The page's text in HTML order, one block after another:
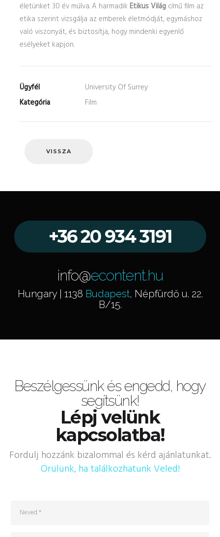
életünket 30 év múlva. A harmadik Etikus Világ című film az
etika szerint vizsgálja az emberek életmódját, egymáshoz
való viszonyát, és biztosítja, hogy mindenki egyenlő
esélyeket kapjon.
Ügyfél
University Of Surrey
Kategória
Film
VISSZA
+36 20 934 3191
info@econtent.hu
Hungary | 1138 Budapest, Népfürdő u. 22.
B/15.
Beszélgessünk és engedd, hogy
segítsünk!
Lépj velünk
kapcsolatba!
Fordulj hozzánk bizalommal és kérd ajánlatunkat.
Örülünk, ha találkozhatunk Veled!